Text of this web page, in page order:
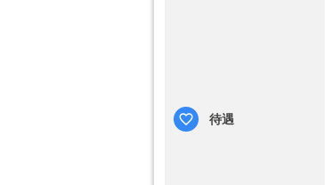
待遇